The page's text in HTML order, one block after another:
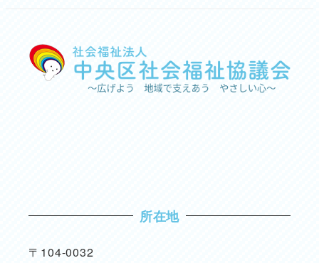
所在地
〒104-0032